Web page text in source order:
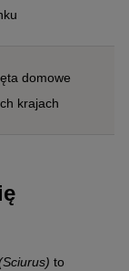
domowe
krajach
to